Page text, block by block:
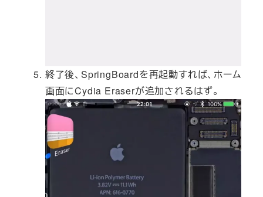
終了後、SpringBoardを再起動すれば、ホーム
画面にCydia Eraserが追加されるはず。